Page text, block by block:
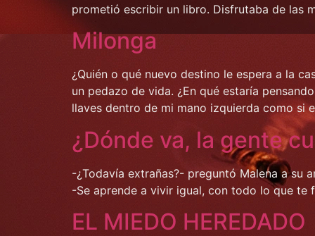
prometió escribir un libro. Disfrutaba de las
Milonga
¿Quién o qué nuevo destino le espera a la
un pedazo de vida. ¿En qué estaría
llaves dentro de mi mano izquierda como si
¿Dónde va, la gente
-¿Todavía extrañas?- preguntó Malena a su
-Se aprende a vivir igual, con todo lo que te
EL MIEDO HEREDADO